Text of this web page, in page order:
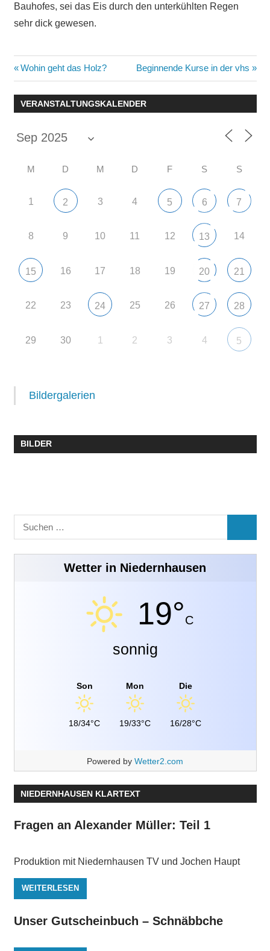
Bauhofes, sei das Eis durch den unterkühlten Regen
sehr dick gewesen.
Beitragsnavigation
Vorheriger
Beitrag:
Wohin geht das Holz?
Nächster
Beitrag:
Beginnende Kurse in der vhs
VERANSTALTUNGSKALENDER
M D M D F S S
1 2 3 4 5 6 7
8 9 10 11 12 13 14
15 16 17 18 19 20 21
22 23 24 25 26 27 28
29 30 1 2 3 4 5
Bildergalerien
BILDER
Suchen
nach:
Wetter in Niedernhausen
19°C
sonnig
Son
18/34°C
Mon
19/33°C
Die
16/28°C
Powered by Wetter2.com
NIEDERNHAUSEN KLARTEXT
Fragen an Alexander Müller: Teil 1
Produktion mit Niedernhausen TV und Jochen Haupt
WEITERLESEN
Unser Gutscheinbuch – Schnäbbche